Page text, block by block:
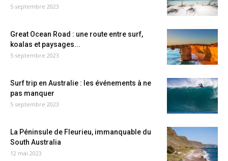
5 septembre 2023
Great Ocean Road : une route entre surf,
koalas et paysages...
5 septembre 2023
Surf trip en Australie : les événements à ne
pas manquer
5 septembre 2023
La Péninsule de Fleurieu, immanquable du
South Australia
12 mai 2023